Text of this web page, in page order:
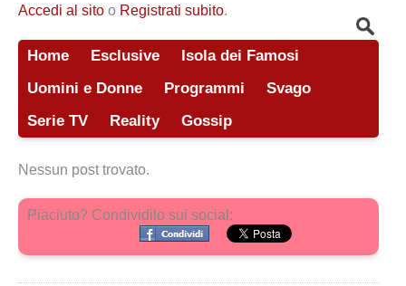
Accedi al sito o Registrati subito.
Home Esclusive
Isola dei Famosi
Uomini e Donne
Programmi
Svago
Serie TV
Reality Gossip
Nessun post trovato.
Piaciuto? Condividilo sui social: